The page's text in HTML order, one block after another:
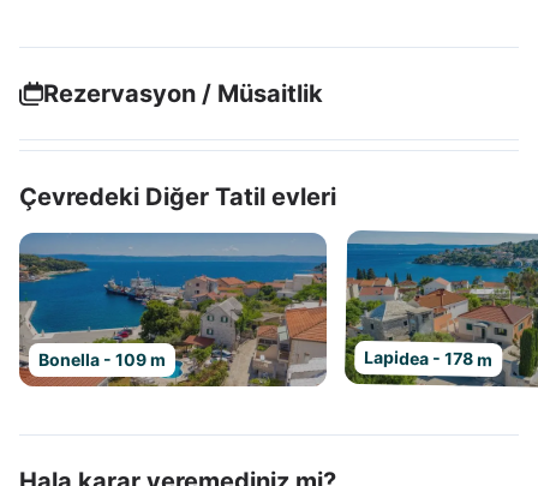
Rezervasyon / Müsaitlik
Çevredeki Diğer Tatil evleri
Bonella - 109 m Lapidea - 178 m